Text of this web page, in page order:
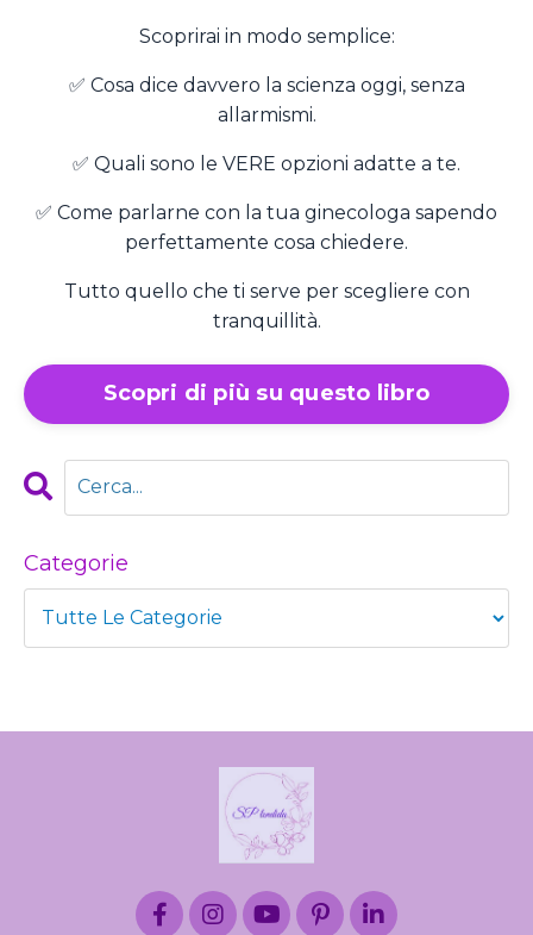
Scoprirai in modo semplice:
✅ Cosa dice davvero la scienza oggi, senza
allarmismi.
✅ Quali sono le VERE opzioni adatte a te.
✅ Come parlarne con la tua ginecologa sapendo
perfettamente cosa chiedere.
Tutto quello che ti serve per scegliere con
tranquillità.
Scopri di più su questo libro
Categorie